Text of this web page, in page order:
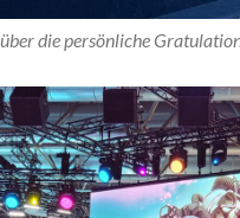
die persönliche